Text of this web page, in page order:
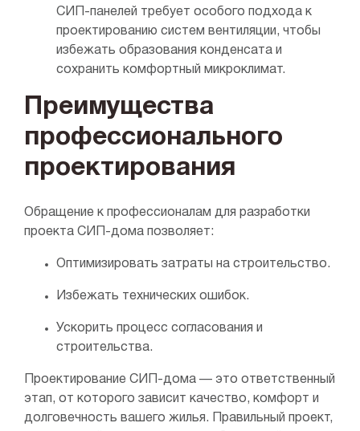
СИП-панелей требует особого подхода к
проектированию систем вентиляции, чтобы
избежать образования конденсата и
сохранить комфортный микроклимат.
Преимущества
профессионального
проектирования
Обращение к профессионалам для разработки
проекта СИП-дома позволяет:
Оптимизировать затраты на строительство.
Избежать технических ошибок.
Ускорить процесс согласования и
строительства.
Проектирование СИП-дома — это ответственный
этап, от которого зависит качество, комфорт и
долговечность вашего жилья. Правильный проект,